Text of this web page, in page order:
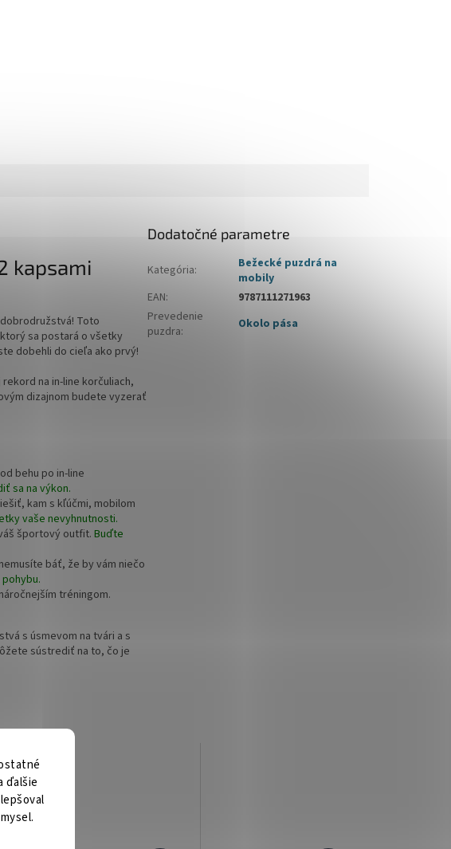
ďalšie
kapsami
Toto
sa postará o všetky
dobehli do cieľa ako prvý!
na in-line korčuliach,
dizajnom budete vyzerať
behu po in-line
sa na výkon.
kam s kľúčmi, mobilom
vaše nevyhnutnosti.
športový outfit. Buďte
báť, že by vám niečo
tréningom.
s úsmevom na tvári a s
sústrediť na to, čo je
Dodatočné parametre
Kategória:
Bežecké puzdrá na
mobily
EAN:
9787111271963
Prevedenie
puzdra: Okolo pása